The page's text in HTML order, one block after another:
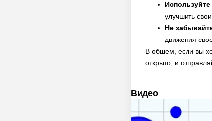
улучшить
Не
движения
В общем, если вы
открыто, и
Видео